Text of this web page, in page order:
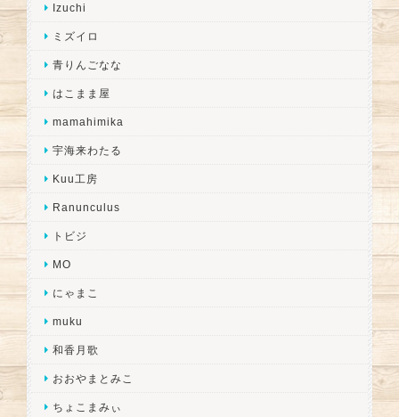
Izuchi
ミズイロ
青りんごなな
はこまま屋
mamahimika
宇海来わたる
Kuu工房
Ranunculus
トビジ
MO
にゃまこ
muku
和香月歌
おおやまとみこ
ちょこまみぃ